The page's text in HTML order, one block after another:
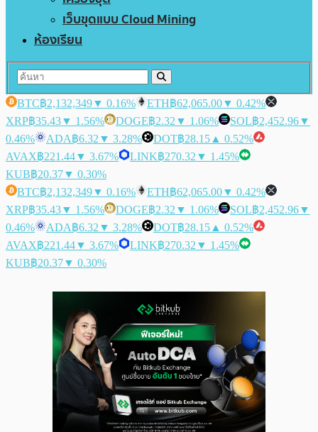
เว็บขุดแบบ Cloud Mining
ห้องเรียน
BTC฿2,132,349▼ 0.16% ETH฿62,065.00▼ 0.42%
XRP฿35.43▼ 1.56% DOGE฿2.32 ▼ 1.06% SOL฿2,452.96▼
0.46%
ADA฿6.32 ▼ 3.28% DOT฿28.15 ▲ 0.52%
AVAX฿221.44▼ 3.67% LINK฿270.32 ▼ 1.45%
KUB฿20.37▼ 0.30%
BTC฿2,132,349▼ 0.16% ETH฿62,065.00▼ 0.42%
XRP฿35.43▼ 1.56% DOGE฿2.32 ▼ 1.06% SOL฿2,452.96▼
0.46%
ADA฿6.32 ▼ 3.28% DOT฿28.15 ▲ 0.52%
AVAX฿221.44▼ 3.67% LINK฿270.32 ▼ 1.45%
KUB฿20.37▼ 0.30%